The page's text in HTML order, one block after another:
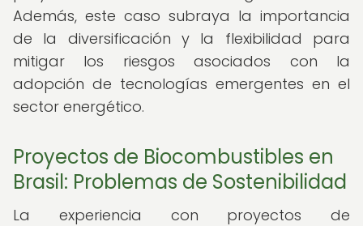
Además, este caso subraya la importancia
de la diversificación y la flexibilidad para
mitigar los riesgos asociados con la
adopción de tecnologías emergentes en el
sector energético.
Proyectos de Biocombustibles en
Brasil: Problemas de Sostenibilidad
La experiencia con proyectos de